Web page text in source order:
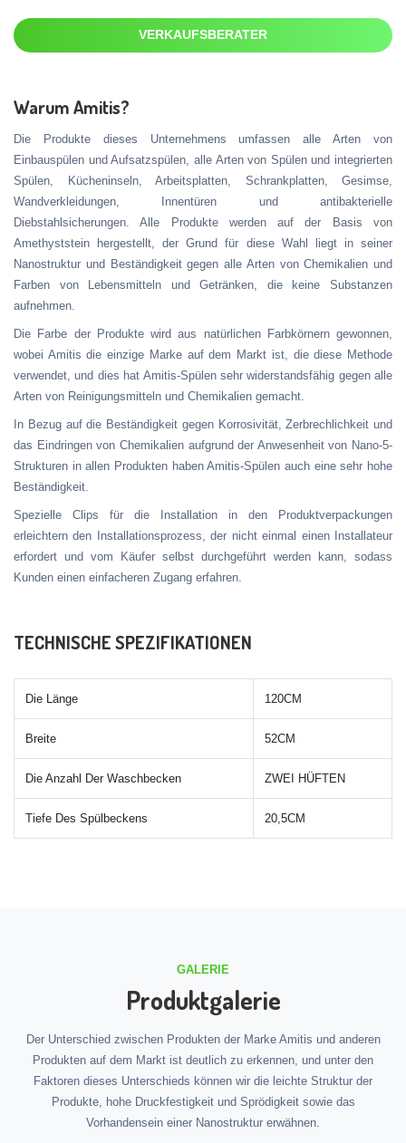
VERKAUFSBERATER
Warum Amitis?
Die Produkte dieses Unternehmens umfassen alle Arten von
Einbauspülen und Aufsatzspülen, alle Arten von Spülen und integrierten
Spülen, Kücheninseln, Arbeitsplatten, Schrankplatten, Gesimse,
Wandverkleidungen, Innentüren und antibakterielle
Diebstahlsicherungen. Alle Produkte werden auf der Basis von
Amethyststein hergestellt, der Grund für diese Wahl liegt in seiner
Nanostruktur und Beständigkeit gegen alle Arten von Chemikalien und
Farben von Lebensmitteln und Getränken, die keine Substanzen
aufnehmen.
Die Farbe der Produkte wird aus natürlichen Farbkörnern gewonnen,
wobei Amitis die einzige Marke auf dem Markt ist, die diese Methode
verwendet, und dies hat Amitis-Spülen sehr widerstandsfähig gegen alle
Arten von Reinigungsmitteln und Chemikalien gemacht.
In Bezug auf die Beständigkeit gegen Korrosivität, Zerbrechlichkeit und
das Eindringen von Chemikalien aufgrund der Anwesenheit von Nano-5-
Strukturen in allen Produkten haben Amitis-Spülen auch eine sehr hohe
Beständigkeit.
Spezielle Clips für die Installation in den Produktverpackungen
erleichtern den Installationsprozess, der nicht einmal einen Installateur
erfordert und vom Käufer selbst durchgeführt werden kann, sodass
Kunden einen einfacheren Zugang erfahren.
TECHNISCHE SPEZIFIKATIONEN
Die Länge 120CM
Breite 52CM
Die Anzahl Der Waschbecken ZWEI HÜFTEN
Tiefe Des Spülbeckens 20,5CM
GALERIE
Produktgalerie
Der Unterschied zwischen Produkten der Marke Amitis und anderen
Produkten auf dem Markt ist deutlich zu erkennen, und unter den
Faktoren dieses Unterschieds können wir die leichte Struktur der
Produkte, hohe Druckfestigkeit und Sprödigkeit sowie das
Vorhandensein einer Nanostruktur erwähnen.